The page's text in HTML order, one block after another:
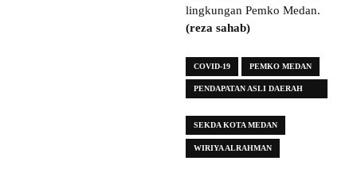
lingkungan Pemko Medan.
(reza sahab)
COVID-19 PEMKO MEDAN
PENDAPATAN ASLI DAERAH
SEKDA KOTA MEDAN
WIRIYA ALRAHMAN